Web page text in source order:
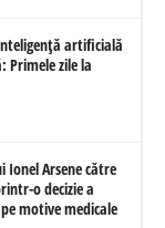
artificială
Primele zile la
Ionel Arsene către
o decizie a
motive medicale